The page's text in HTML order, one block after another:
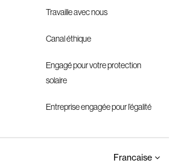
Travaille avec nous
Canal éthique
Engagé pour votre protection
solaire
Entreprise engagée pour l’égalité
Francaise